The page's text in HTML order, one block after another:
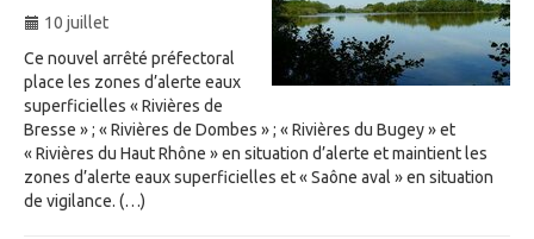
10 juillet
Ce nouvel arrêté préfectoral
place les zones d’alerte eaux
superficielles « Rivières de
Bresse » ; « Rivières de Dombes » ; « Rivières du Bugey » et
« Rivières du Haut Rhône » en situation d’alerte et maintient les
zones d’alerte eaux superficielles et « Saône aval » en situation
de vigilance. (…)